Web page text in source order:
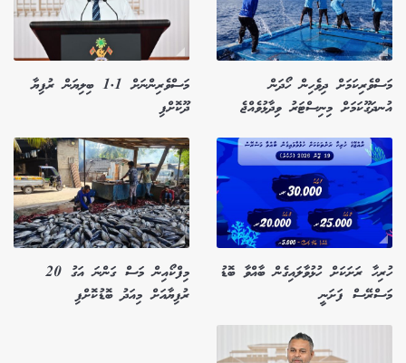
މަސްވެރިކަމަށް ދިވެހިން ހޯދަން
އުނދަގޫކަމަށް މިނިސްޓަރު ވިދާޅުވެއްޖެ
މަސްވެރިންނަށް 1.1 ބިލިޔަން ރުފިޔާ
ދޫކޮށްފި
ހުރިހާ ރަށަކަށް ހުޅުވާލައިގެން ބާއްވާ ބޮޑު
މަސްރޭސް ފަށަނީ
މިފްކޯއިން މަސް ގަންނަ އަގު 20
ރުފިޔާއަށް މިއަދު ބޮޑުކޮށްފި